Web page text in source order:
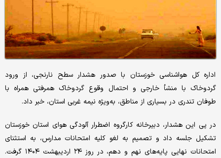
اداره کل هواشناسی خوزستان با صدور هشدار سطح نارنجی، از ورود
گردوخاک با منشأ خارجی و احتمال وقوع گردوخاک همرفتی همراه با
طوفان تندری در بسیاری از مناطق، به‌ویژه نیمه غربی استان، خبر داد.
در پی این هشدار، دبیرخانه کارگروه اضطرار آلودگی هوای استان خوزستان
تشکیل جلسه داد و تصمیم به لغو کلیه امتحانات مدارس، به استثنای
امتحانات نهایی پایه‌های نهم و دهم، در روز ۲۴ اردیبهشت ۱۴۰۴ گرفت.